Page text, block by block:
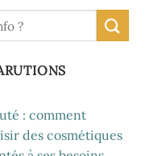
: comment
des cosmétiques